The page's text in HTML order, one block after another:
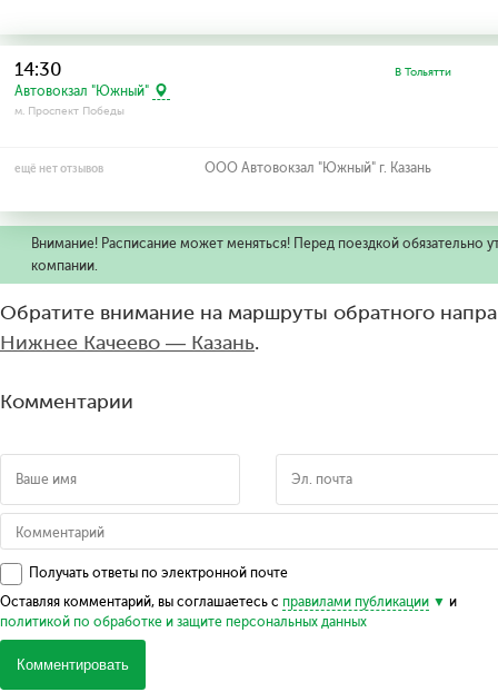
14:30
Автовокзал "Южный"
м. Проспект Победы
В Тольятти
ещё нет отзывов ООО Автовокзал "Южный" г. Казань
Внимание! Расписание может меняться! Перед поездкой обязательно
компании.
Обратите внимание на маршруты обратного
Нижнее Качеево — Казань.
Комментарии
Получать ответы по электронной почте
Оставляя комментарий, вы соглашаетесь с правилами публикации
и
политикой по обработке и защите персональных данных
Комментировать